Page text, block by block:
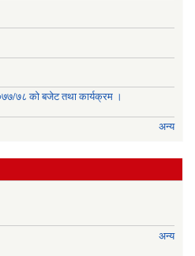
७८ को बजेट तथा कार्यक्रम ।
अन्य
अन्य